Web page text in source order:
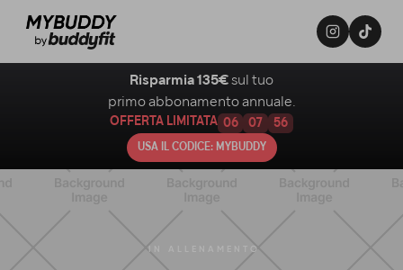
IN ALLENAMENTO
Risparmia 135€ sul tuo
primo abbonamento annuale.
OFFERTA LIMITATA 06 07 55
USA IL CODICE: MYBUDDY